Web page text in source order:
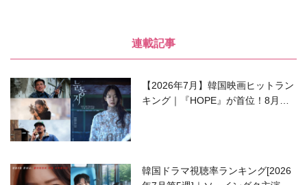
連載記事
【2026年7月】韓国映画ヒットラン
キング｜『HOPE』が首位！8月公
韓国ドラマ視聴率ランキング[2026